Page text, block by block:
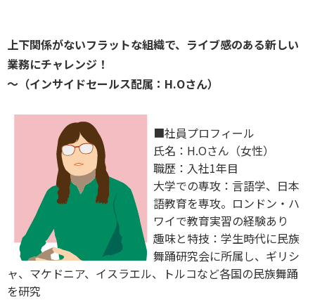
上下関係がないフラットな組織で、ライブ感のある新しい
業務にチャレンジ！
～（インサイドセールス配属：H.Oさん）
■社員プロフィール
氏名：H.Oさん（女性）
職歴：入社1年目
大学での専攻：言語学、日本
語教育を専攻。ロンドン・ハ
ワイで教育実習の経験あり
趣味と特技：学生時代に民族
舞踊研究会に所属し、ギリシ
ャ、マケドニア、イスラエル、トルコなど各国の民族舞踊
を研究